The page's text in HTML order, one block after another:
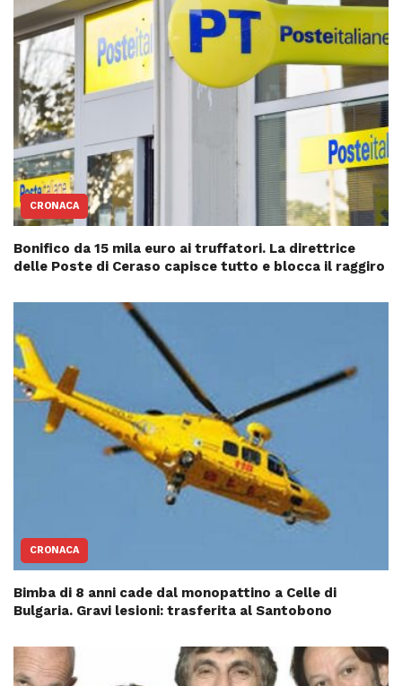
CRONACA
Bonifico da 15 mila euro ai truffatori. La direttrice
delle Poste di Ceraso capisce tutto e blocca il raggiro
CRONACA
Bimba di 8 anni cade dal monopattino a Celle di
Bulgaria. Gravi lesioni: trasferita al Santobono